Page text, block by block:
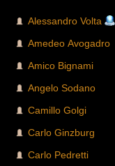
Alessandro Volta
Amedeo Avogadro
Amico Bignami
Angelo Sodano
Camillo Golgi
Carlo Ginzburg
Carlo Pedretti